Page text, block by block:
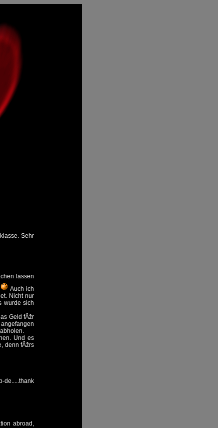
Sehr
lassen
Auch ich
Nicht nur
wurde sich
Geld fÃžr
Und es
denn fÃžrs
de.....thank
abroad,